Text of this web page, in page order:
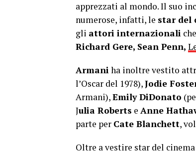
apprezzati al mondo. Il suo
numerose, infatti, le star del
gli attori internazionali
Richard Gere, Sean Penn,
Armaniha inoltre vestito
l’Oscar del 1978),Jodie
Armani),Emily DiDonato
Julia Roberts e Anne
parte per Cate Blanchett,
Oltre a vestire star del